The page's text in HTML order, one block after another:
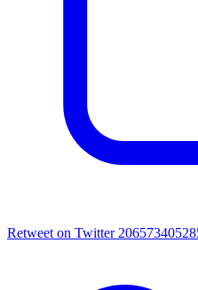
Retweet on Twitter